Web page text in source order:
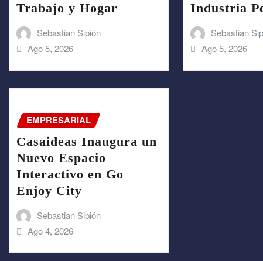
Trabajo y Hogar
Sebastian Sipión
Ago 5, 2026
Industria
Sebastian
Ago 5, 2026
EMPRESARIAL
Casaideas Inaugura un
Nuevo Espacio
Interactivo en Go
Enjoy City
Sebastian Sipión
Ago 4, 2026